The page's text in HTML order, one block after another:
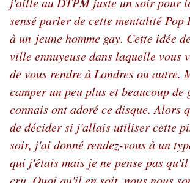
sensé parler de cette mentalité
à un jeune homme gay. Cette idée
ville ennuyeuse dans laquelle vous
de vous rendre à Londres ou autre.
camper un peu plus et beaucoup de
connais ont adoré ce disque. Alors
de décider si j'allais utiliser cette
soir, j'ai donné rendez-vous à un
qui j'étais mais je ne pense pas